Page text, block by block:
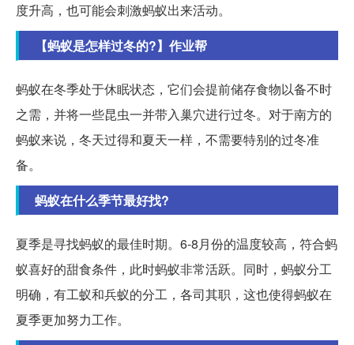
度升高，也可能会刺激蚂蚁出来活动。
【蚂蚁是怎样过冬的?】作业帮
蚂蚁在冬季处于休眠状态，它们会提前储存食物以备不时
之需，并将一些昆虫一并带入巢穴进行过冬。对于南方的
蚂蚁来说，冬天过得和夏天一样，不需要特别的过冬准
备。
蚂蚁在什么季节最好找?
夏季是寻找蚂蚁的最佳时期。6-8月份的温度较高，符合蚂
蚁喜好的甜食条件，此时蚂蚁非常活跃。同时，蚂蚁分工
明确，有工蚁和兵蚁的分工，各司其职，这也使得蚂蚁在
夏季更加努力工作。